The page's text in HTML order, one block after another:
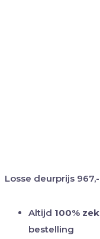
Losse deurprijs 967,-
Altijd 100%
bestelling